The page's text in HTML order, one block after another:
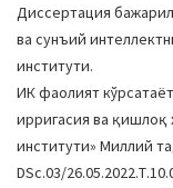
Диссертация
ва сунъий
институти.
ИК фаолият
ирригасия ва қишлоқ
институти» Миллий
DSc.03/